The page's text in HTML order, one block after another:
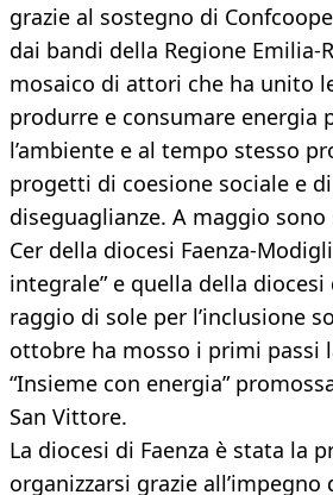
grazie al sostegno di
dai bandi della Regione Emilia-
mosaico di attori che ha unito
produrre e consumare energia
l’ambiente e al tempo stesso
progetti di coesione sociale e
diseguaglianze. A maggio
Cer della diocesi Faenza-
integrale” e quella della diocesi
raggio di sole per l’inclusione
ottobre ha mosso i primi passi
“Insieme con energia”
San Vittore.
La diocesi di Faenza è stata la
organizzarsi grazie all’impegno